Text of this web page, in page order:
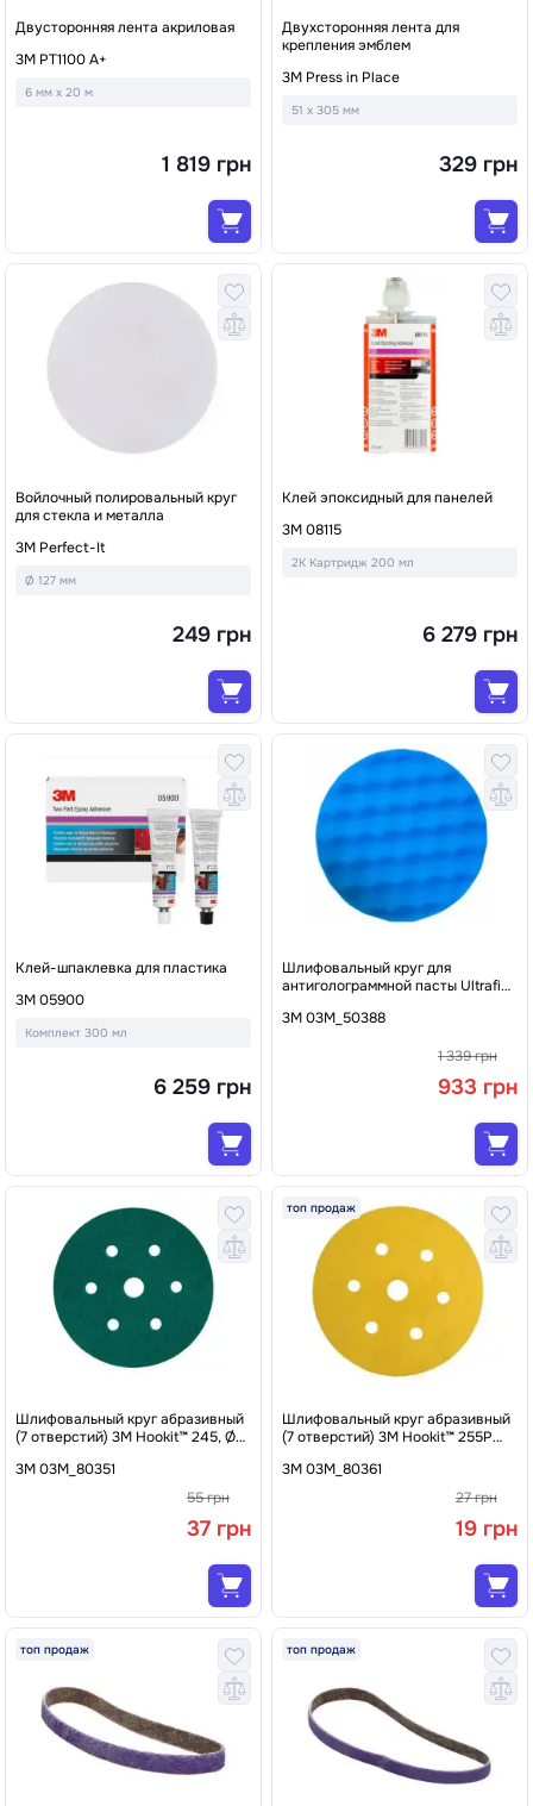
Двусторонняя лента акриловая
3M PT1100 A+
6 мм x 20 м
1 819 грн
Двухсторонняя лента для
крепления эмблем
3M Press in Place
51 x 305 мм
329 грн
Войлочный полировальный круг
для стекла и металла
3M Perfect-It
Ø 127 мм
249 грн
Клей эпоксидный для панелей
3M 08115
2К Картридж 200 мл
6 279 грн
Клей-шпаклевка для пластика
3М 05900
Комплект 300 мл
6 259 грн
Шлифовальный круг для
антиголограммной пасты Ultrafine
150 мм Синий
3M 03M_50388
1 339 грн
933 грн
Шлифовальный круг абразивный
(7 отверстий) 3M Hookit™ 245, Ø
3M 03M_80351
55 грн
37 грн
топ продаж
Шлифовальный круг абразивный
(7 отверстий) 3M Hookit™ 255P
3M 03M_80361
27 грн
19 грн
топ продаж топ продаж